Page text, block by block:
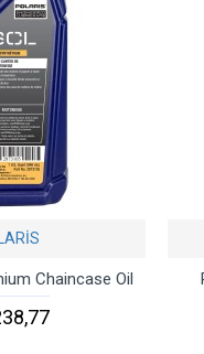
Chaincase Oil